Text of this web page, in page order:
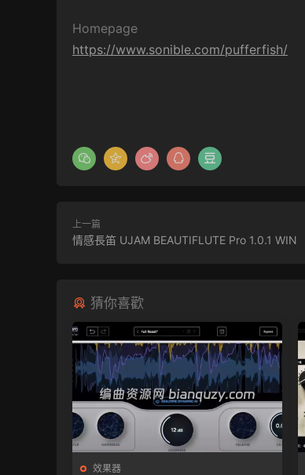
Homepage
https://www.sonible.com/pufferfish/
上一篇
情感長笛 UJAM BEAUTIFLUTE Pro 1.0.1 WIN
猜你喜歡
效果器